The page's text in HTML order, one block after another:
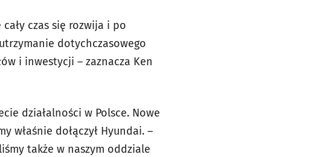
czas się rozwija i po
dotychczasowego
i inwestycji – zaznacza Ken
działalności w Polsce. Nowe
właśnie dołączył Hyundai. –
także w naszym oddziale